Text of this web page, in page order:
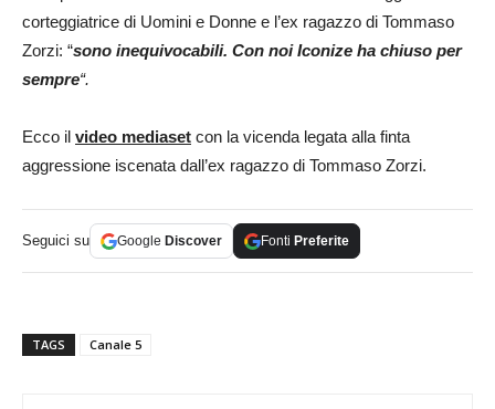
corteggiatrice di Uomini e Donne e l’ex ragazzo di Tommaso
Zorzi: “sono inequivocabili. Con noi Iconize ha chiuso per
sempre“.
Ecco il video mediaset con la vicenda legata alla finta
aggressione iscenata dall’ex ragazzo di Tommaso Zorzi.
Seguici su Google Discover Fonti Preferite
TAGS Canale 5